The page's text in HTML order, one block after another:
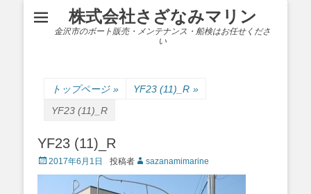
株式会社さざなみマリン
金沢市のボート販売・メンテナンス・船検はお任せくださ
い
トップページ » YF23 (11)_R »
YF23 (11)_R
YF23 (11)_R
Posted
on
2017年6月1日 投稿者 sazanamimarine